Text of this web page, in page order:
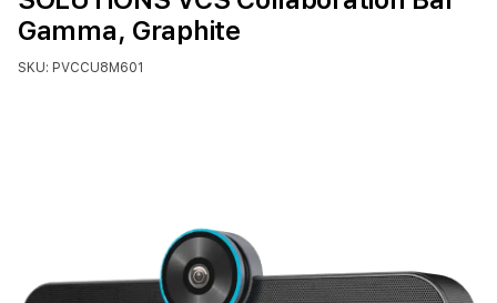
Gamma, Graphite
SKU: PVCCU8M601